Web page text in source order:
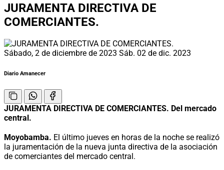
JURAMENTA DIRECTIVA DE
COMERCIANTES.
Sábado, 2 de diciembre de 2023 Sáb. 02 de dic. 2023
Diario Amanecer
JURAMENTA DIRECTIVA DE COMERCIANTES. Del mercado
central.
Moyobamba. El último jueves en horas de la noche se realizó
la juramentación de la nueva junta directiva de la asociación
de comerciantes del mercado central.